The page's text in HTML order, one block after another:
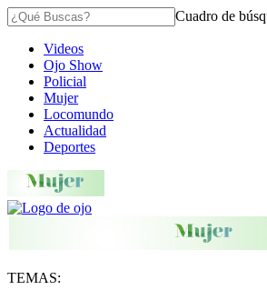
Cuadro de
Videos
Ojo Show
Policial
Mujer
Locomundo
Actualidad
Deportes
TEMAS: